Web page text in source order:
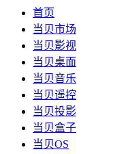
首页
当贝市场
当贝影视
当贝桌面
当贝音乐
当贝遥控
当贝投影
当贝盒子
当贝OS